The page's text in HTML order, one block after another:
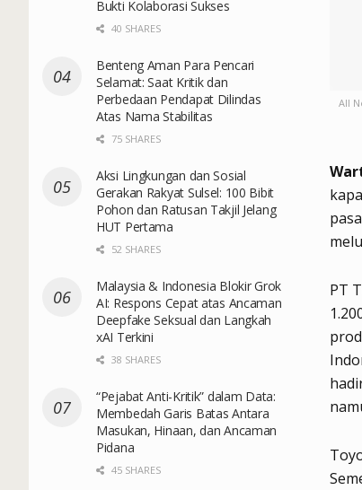
All
PT
Bukti Kolaborasi Sukses
40 SHARES
Benteng Aman Para Pencari
Selamat: Saat Kritik dan
Perbedaan Pendapat Dilindas
Atas Nama Stabilitas
75 SHARES
Aksi Lingkungan dan Sosial
Gerakan Rakyat Sulsel: 100 Bibit
Pohon dan Ratusan Takjil Jelang
HUT Pertama
52 SHARES
Malaysia & Indonesia Blokir Grok
AI: Respons Cepat atas Ancaman
Deepfake Seksual dan Langkah
xAI Terkini
38 SHARES
“Pejabat Anti-Kritik” dalam Data:
Membedah Garis Batas Antara
Masukan, Hinaan, dan Ancaman
Pidana
45 SHARES